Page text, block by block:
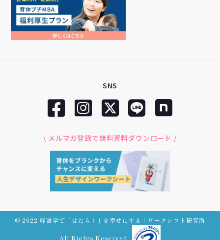
SNS
\ メルマガ登録で無料資料ダウンロード /
© 2022 経営学で「はたらく」を幸せにする：ワークシフト研究所
All Rights Reserved.